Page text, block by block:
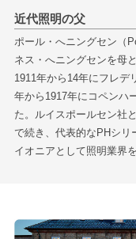
近代照明の父
ポール・へニングセン（
ネス・へニングセンを母
1911年から14年にフレデ
年から1917年にコペンハ
た。ルイスポールセン社
で続き、代表的なPHシリ
イオニアとして照明業界